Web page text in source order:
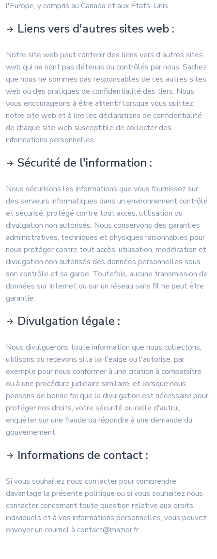
l'Europe, y compris au Canada et aux États-Unis.
Liens vers d'autres sites web :
Notre site web peut contenir des liens vers d'autres sites
web qui ne sont pas détenus ou contrôlés par nous. Sachez
que nous ne sommes pas responsables de ces autres sites
web ou des pratiques de confidentialité des tiers. Nous
vous encourageons à être attentif lorsque vous quittez
notre site web et à lire les déclarations de confidentialité
de chaque site web susceptible de collecter des
informations personnelles.
Sécurité de l'information :
Nous sécurisons les informations que vous fournissez sur
des serveurs informatiques dans un environnement contrôlé
et sécurisé, protégé contre tout accès, utilisation ou
divulgation non autorisés. Nous conservons des garanties
administratives, techniques et physiques raisonnables pour
nous protéger contre tout accès, utilisation, modification et
divulgation non autorisés des données personnelles sous
son contrôle et sa garde. Toutefois, aucune transmission de
données sur Internet ou sur un réseau sans fil ne peut être
garantie.
Divulgation légale :
Nous divulguerons toute information que nous collectons,
utilisons ou recevons si la loi l'exige ou l'autorise, par
exemple pour nous conformer à une citation à comparaître
ou à une procédure judiciaire similaire, et lorsque nous
pensons de bonne foi que la divulgation est nécessaire pour
protéger nos droits, votre sécurité ou celle d'autrui,
enquêter sur une fraude ou répondre à une demande du
gouvernement.
Informations de contact :
Si vous souhaitez nous contacter pour comprendre
davantage la présente politique ou si vous souhaitez nous
contacter concernant toute question relative aux droits
individuels et à vos informations personnelles, vous pouvez
envoyer un courriel à contact@mazior.fr